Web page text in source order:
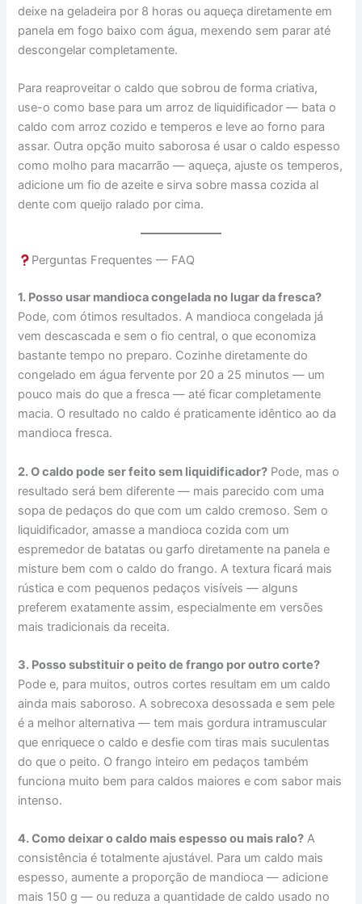
deixe na geladeira por 8 horas ou aqueça diretamente em
panela em fogo baixo com água, mexendo sem parar até
descongelar completamente.
Para reaproveitar o caldo que sobrou de forma criativa,
use-o como base para um arroz de liquidificador — bata o
caldo com arroz cozido e temperos e leve ao forno para
assar. Outra opção muito saborosa é usar o caldo espesso
como molho para macarrão — aqueça, ajuste os temperos,
adicione um fio de azeite e sirva sobre massa cozida al
dente com queijo ralado por cima.
Perguntas Frequentes — FAQ
1. Posso usar mandioca congelada no lugar da fresca?
Pode, com ótimos resultados. A mandioca congelada já
vem descascada e sem o fio central, o que economiza
bastante tempo no preparo. Cozinhe diretamente do
congelado em água fervente por 20 a 25 minutos — um
pouco mais do que a fresca — até ficar completamente
macia. O resultado no caldo é praticamente idêntico ao da
mandioca fresca.
2. O caldo pode ser feito sem liquidificador? Pode, mas o
resultado será bem diferente — mais parecido com uma
sopa de pedaços do que com um caldo cremoso. Sem o
liquidificador, amasse a mandioca cozida com um
espremedor de batatas ou garfo diretamente na panela e
misture bem com o caldo do frango. A textura ficará mais
rústica e com pequenos pedaços visíveis — alguns
preferem exatamente assim, especialmente em versões
mais tradicionais da receita.
3. Posso substituir o peito de frango por outro corte?
Pode e, para muitos, outros cortes resultam em um caldo
ainda mais saboroso. A sobrecoxa desossada e sem pele
é a melhor alternativa — tem mais gordura intramuscular
que enriquece o caldo e desfie com tiras mais suculentas
do que o peito. O frango inteiro em pedaços também
funciona muito bem para caldos maiores e com sabor mais
intenso.
4. Como deixar o caldo mais espesso ou mais ralo? A
consistência é totalmente ajustável. Para um caldo mais
espesso, aumente a proporção de mandioca — adicione
mais 150 g — ou reduza a quantidade de caldo usado no